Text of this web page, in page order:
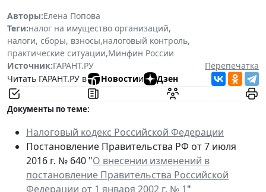
Авторы:Елена Попова
Теги:налог на имущество организаций,
налоги, сборы, взносы,налоговый контроль,
практические ситуации,Минфин России
Источник:ГАРАНТ.РУ
Перепечатка
Читать ГАРАНТ.РУ в
Новостии Дзен
Документы по теме:
Налоговый кодекс Российской Федерации
Постановление Правительства РФ от 7 июля
2016 г. № 640 "О внесении изменений в
постановление Правительства Российской
Федерации от 1 января 2002 г. № 1"